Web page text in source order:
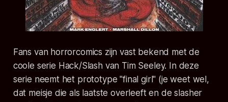
Fans van horrorcomics zijn vast bekend met de
coole serie Hack/Slashvan Tim Seeley. In deze
serie neemt het prototype "final girl" (je weet wel,
dat meisje die als laatste overleeft en de slasher